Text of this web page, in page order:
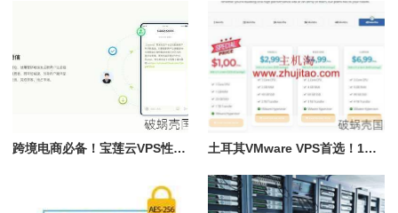
跨境电商必备！宝莲云VPS性价比超高，配置2核1G仅56元/月 土耳其VMware VPS首选！1核2GB只需$12.56/年，性价比炸裂